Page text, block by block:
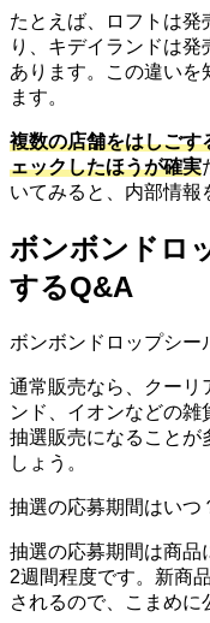
たとえば、ロフトは発
り、キデイランドは
あります。この違いを
ます。
複数の店舗をはしごす
ェックしたほうが確実
いてみると、内部情報
ボンボンドロ
するQ&A
ボンボンドロップシー
通常販売なら、クーリ
ンド、イオンなどの
抽選販売になることが
しょう。
抽選の応募期間はいつ
抽選の応募期間は商品
2週間程度です。新商
されるので、こまめに